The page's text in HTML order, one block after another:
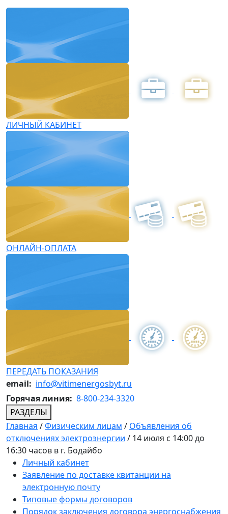
ЛИЧНЫЙ КАБИНЕТ
ОНЛАЙН-ОПЛАТА
ПЕРЕДАТЬ ПОКАЗАНИЯ
email: info@vitimenergosbyt.ru
Горячая линия: 8-800-234-3320
РАЗДЕЛЫ
Главная /Физическим лицам / Объявления об
отключениях электроэнергии / 14 июля с 14:00 до
16:30 часов в г. Бодайбо
Личный кабинет
Заявление по доставке квитанции на
электронную почту
Типовые формы договоров
Порядок заключения договора энергоснабжения